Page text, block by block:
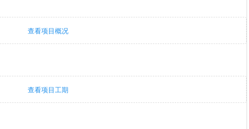
查看项目概况
查看项目工期